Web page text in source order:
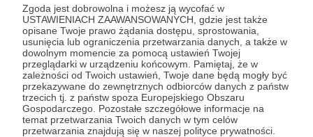
Zgoda jest dobrowolna i możesz ją wycofać w
USTAWIENIACH ZAAWANSOWANYCH, gdzie jest także
opisane Twoje prawo żądania dostępu, sprostowania,
usunięcia lub ograniczenia przetwarzania danych, a także w
dowolnym momencie za pomocą ustawień Twojej
przeglądarki w urządzeniu końcowym. Pamiętaj, że w
zależności od Twoich ustawień, Twoje dane będą mogły być
przekazywane do zewnętrznych odbiorców danych z państw
trzecich tj. z państw spoza Europejskiego Obszaru
Gospodarczego. Pozostałe szczegółowe informacje na
temat przetwarzania Twoich danych w tym celów
przetwarzania znajdują się w naszej polityce prywatności.
Zobacz profil autora
Zobacz również
Zwierzęta też chorują!